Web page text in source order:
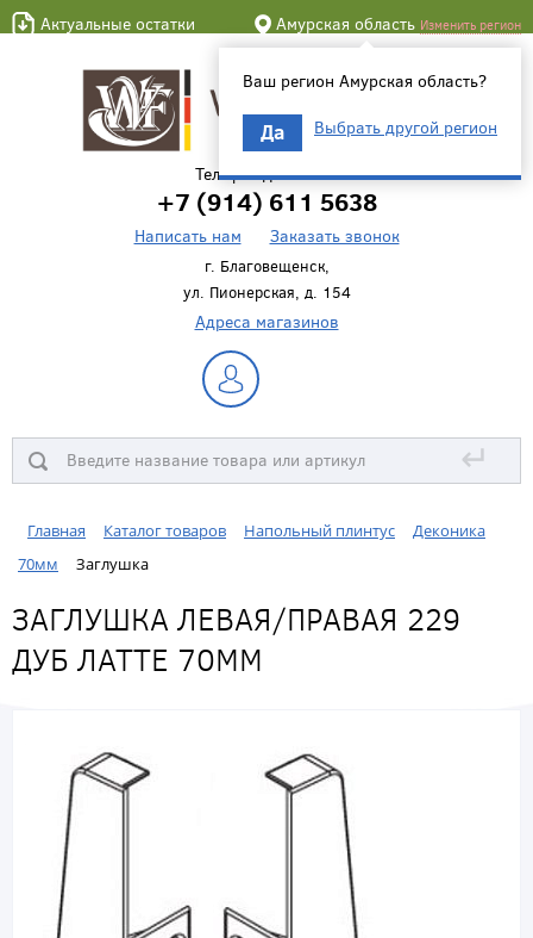
Актуальные остатки Амурская область Изменить регион
Ваш регион Амурская область?
Да Выбрать другой регион
Телефон для связи
+7 (914) 611 5638
Написать нам Заказать звонок
г. Благовещенск,
ул. Пионерская, д. 154
Адреса магазинов
↵
Главная Каталог товаров Напольный плинтус
Деконика
70мм
Заглушка
ЗАГЛУШКА ЛЕВАЯ/ПРАВАЯ 229
ДУБ ЛАТТЕ 70ММ